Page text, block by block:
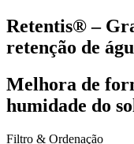
Retentis® –
retenção de
Melhora de
humidade do
Filtro & Ordenação